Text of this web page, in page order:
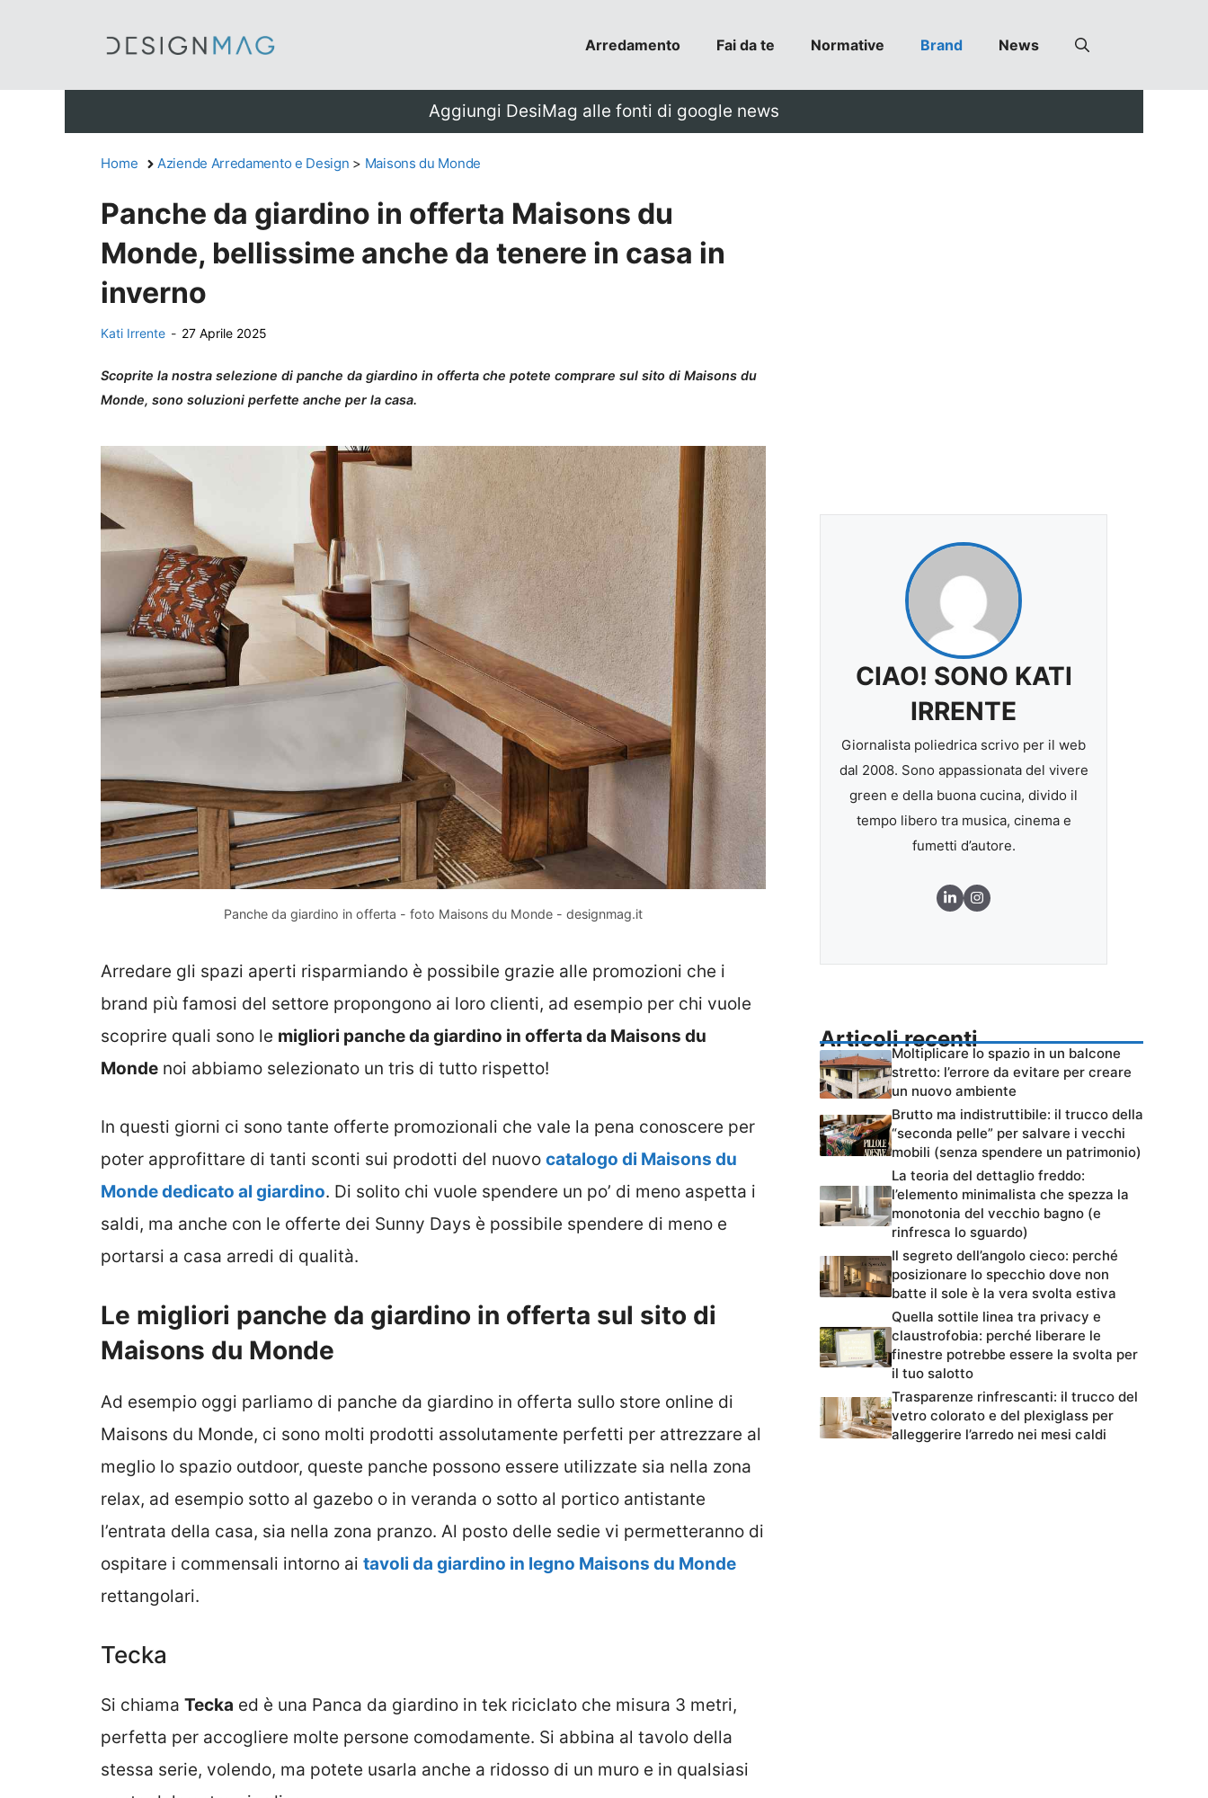
Arredamento Fai da te Normative Brand News
Aggiungi DesiMag alle fonti di google news
Home Aziende Arredamento e Design > Maisons du Monde
Panche da giardino in offerta Maisons du
Monde, bellissime anche da tenere in casa in
inverno
Kati Irrente - 27 Aprile 2025
Scoprite la nostra selezione di panche da giardino in offerta che potete comprare sul sito di Maisons du
Monde, sono soluzioni perfette anche per la casa.
Panche da giardino in offerta - foto Maisons du Monde - designmag.it
Arredare gli spazi aperti risparmiando è possibile grazie alle promozioni che i
brand più famosi del settore propongono ai loro clienti, ad esempio per chi vuole
scoprire quali sono le migliori panche da giardino in offerta da Maisons du
Monde noi abbiamo selezionato un tris di tutto rispetto!
In questi giorni ci sono tante offerte promozionali che vale la pena conoscere per
poter approfittare di tanti sconti sui prodotti del nuovo catalogo di Maisons du
Monde dedicato al giardino. Di solito chi vuole spendere un po’ di meno aspetta i
saldi, ma anche con le offerte dei Sunny Days è possibile spendere di meno e
portarsi a casa arredi di qualità.
Le migliori panche da giardino in offerta sul sito di
Maisons du Monde
Ad esempio oggi parliamo di panche da giardino in offerta sullo store online di
Maisons du Monde, ci sono molti prodotti assolutamente perfetti per attrezzare al
meglio lo spazio outdoor, queste panche possono essere utilizzate sia nella zona
relax, ad esempio sotto al gazebo o in veranda o sotto al portico antistante
l’entrata della casa, sia nella zona pranzo. Al posto delle sedie vi permetteranno di
ospitare i commensali intorno ai tavoli da giardino in legno Maisons du Monde
rettangolari.
Tecka
Si chiama Tecka ed è una Panca da giardino in tek riciclato che misura 3 metri,
perfetta per accogliere molte persone comodamente. Si abbina al tavolo della
stessa serie, volendo, ma potete usarla anche a ridosso di un muro e in qualsiasi
CIAO! SONO KATI
IRRENTE
Giornalista poliedrica scrivo per il web
dal 2008. Sono appassionata del vivere
green e della buona cucina, divido il
tempo libero tra musica, cinema e
fumetti d’autore.
Articoli recenti
Moltiplicare lo spazio in un balcone
stretto: l’errore da evitare per creare
un nuovo ambiente
Brutto ma indistruttibile: il trucco della
“seconda pelle” per salvare i vecchi
mobili (senza spendere un patrimonio)
La teoria del dettaglio freddo:
l’elemento minimalista che spezza la
monotonia del vecchio bagno (e
rinfresca lo sguardo)
Il segreto dell’angolo cieco: perché
posizionare lo specchio dove non
batte il sole è la vera svolta estiva
Quella sottile linea tra privacy e
claustrofobia: perché liberare le
finestre potrebbe essere la svolta per
il tuo salotto
Trasparenze rinfrescanti: il trucco del
vetro colorato e del plexiglass per
alleggerire l’arredo nei mesi caldi